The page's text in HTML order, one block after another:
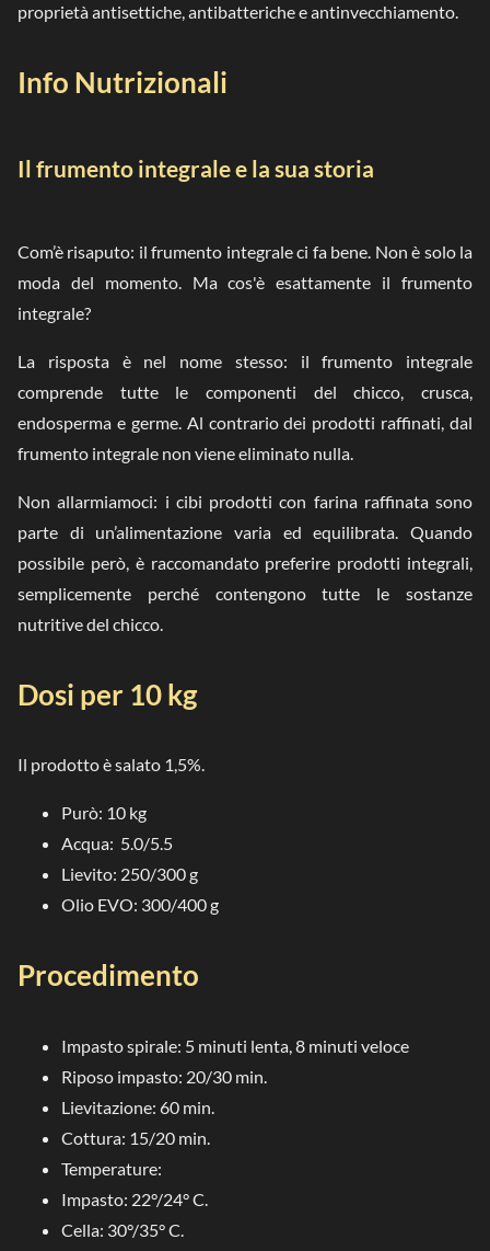
proprietà antisettiche, antibatteriche e antinvecchiamento.
Info Nutrizionali
Il frumento integrale e la sua storia
Com’è risaputo: il frumento integrale ci fa bene. Non è solo la
moda del momento. Ma cos'è esattamente il frumento
integrale?
La risposta è nel nome stesso: il frumento integrale
comprende tutte le componenti del chicco, crusca,
endosperma e germe. Al contrario dei prodotti raffinati, dal
frumento integrale non viene eliminato nulla.
Non allarmiamoci: i cibi prodotti con farina raffinata sono
parte di un’alimentazione varia ed equilibrata. Quando
possibile però, è raccomandato preferire prodotti integrali,
semplicemente perché contengono tutte le sostanze
nutritive del chicco.
Dosi per 10 kg
Il prodotto è salato 1,5%.
Purò: 10 kg
Acqua: 5.0/5.5
Lievito: 250/300 g
Olio EVO: 300/400 g
Procedimento
Impasto spirale: 5 minuti lenta, 8 minuti veloce
Riposo impasto: 20/30 min.
Lievitazione: 60 min.
Cottura: 15/20 min.
Temperature:
Impasto: 22°/24° C.
Cella: 30°/35° C.